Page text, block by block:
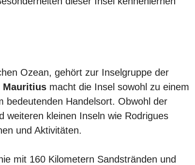
Ozean, gehört zur Inselgruppe der
Mauritius macht die Insel sowohl zu einem
bedeutenden Handelsort. Obwohl der
weiteren kleinen Inseln wie Rodrigues
und Aktivitäten.
mit 160 Kilometern Sandstränden und